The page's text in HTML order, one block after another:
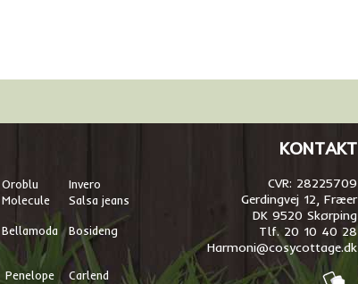
Oroblu
Invero
Molecule Salsa jeans
Bellamoda Bosideng
Penelope
Carlend
KONTAKT
CVR: 28225709
Gerdingvej 12, Fræer
DK 9520 Skørping
Tlf. 20 10 40 28
Harmoni@cosycottage.dk